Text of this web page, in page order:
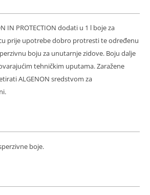
IN PROTECTION dodati u 1 l boje za
prije upotrebe dobro protresti te određenu
boju za unutarnje zidove. Boju dalje
tehničkim uputama. Zaražene
ALGENON sredstvom za
boje.